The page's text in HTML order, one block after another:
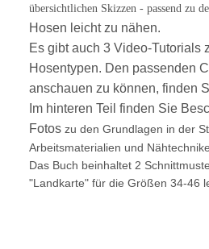
übersichtlichen Skizzen - passend zu
Hosen leicht zu nähen.
Es gibt auch 3 Video-Tutorials
Hosentypen. Den passenden
anschauen zu können, finden
Im hinteren Teil finden Sie
Fotos zu den Grundlagen in der
Arbeitsmaterialien und
Das Buch beinhaltet 2
"Landkarte" für die Größen 34-46